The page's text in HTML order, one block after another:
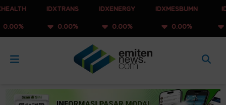
IDXTRANS
0.00%
IDXENERGY
0.00%
IDXMESBUMN
0.00%
IDXQ30
0.00%